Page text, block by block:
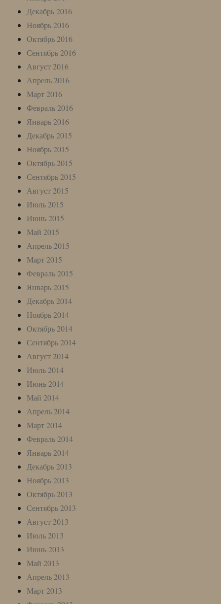
Декабрь 2016
Ноябрь 2016
Октябрь 2016
Сентябрь 2016
Август 2016
Апрель 2016
Март 2016
Февраль 2016
Январь 2016
Декабрь 2015
Ноябрь 2015
Октябрь 2015
Сентябрь 2015
Август 2015
Июль 2015
Июнь 2015
Май 2015
Апрель 2015
Март 2015
Февраль 2015
Январь 2015
Декабрь 2014
Ноябрь 2014
Октябрь 2014
Сентябрь 2014
Август 2014
Июль 2014
Июнь 2014
Май 2014
Апрель 2014
Март 2014
Февраль 2014
Январь 2014
Декабрь 2013
Ноябрь 2013
Октябрь 2013
Сентябрь 2013
Август 2013
Июль 2013
Июнь 2013
Май 2013
Апрель 2013
Март 2013